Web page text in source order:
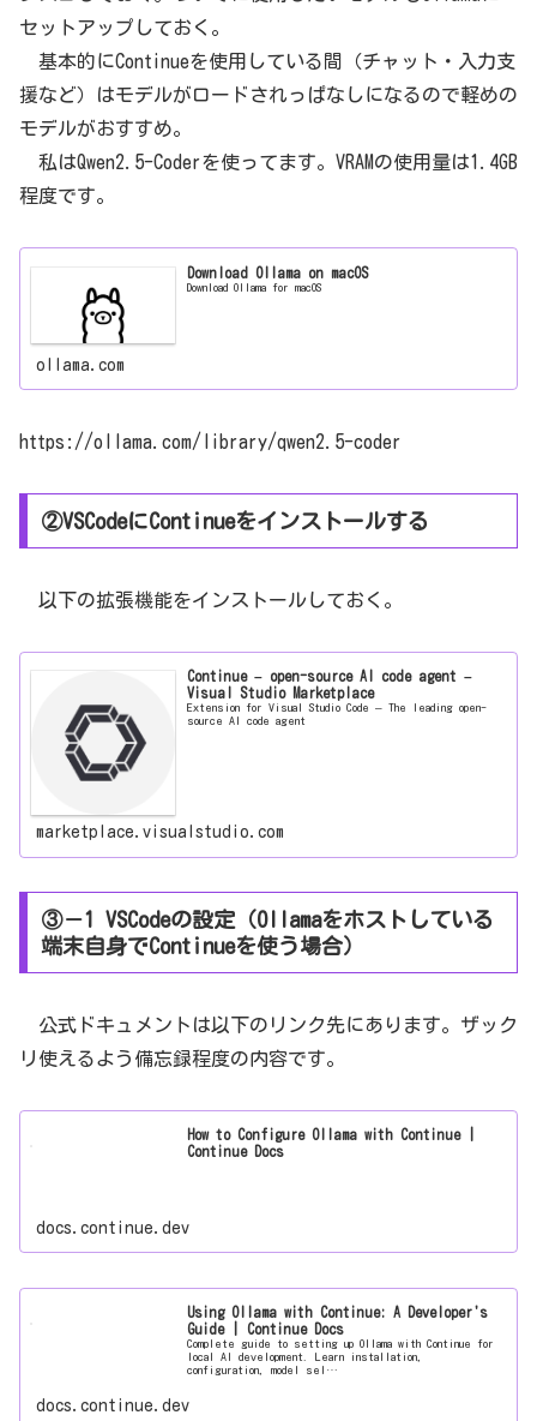
セットアップしておく。
基本的にContinueを使用している間（チャット・入力支
援など）はモデルがロードされっぱなしになるので軽めの
モデルがおすすめ。
私はQwen2.5-Coderを使ってます。VRAMの使用量は1.4GB
程度です。
Download Ollama on macOS
Download Ollama for macOS
ollama.com
https://ollama.com/library/qwen2.5-coder
②VSCodeにContinueをインストールする
以下の拡張機能をインストールしておく。
Continue – open-source AI code agent –
Visual Studio Marketplace
Extension for Visual Studio Code – The leading open-
source AI code agent
marketplace.visualstudio.com
③－1 VSCodeの設定（Ollamaをホストしている
端末自身でContinueを使う場合）
公式ドキュメントは以下のリンク先にあります。ザック
リ使えるよう備忘録程度の内容です。
How to Configure Ollama with Continue |
Continue Docs
docs.continue.dev
Using Ollama with Continue: A Developer's
Guide | Continue Docs
Complete guide to setting up Ollama with Continue for
local AI development. Learn installation,
configuration, model sel…
docs.continue.dev